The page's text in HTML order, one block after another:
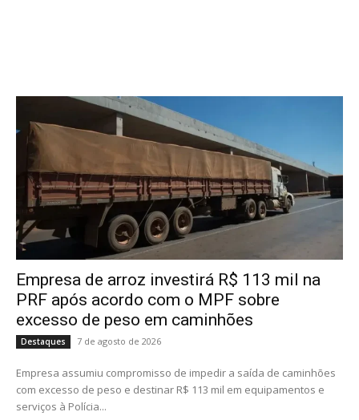
Empresa de arroz investirá R$ 113 mil na
PRF após acordo com o MPF sobre
excesso de peso em caminhões
Destaques 7 de agosto de 2026
Empresa assumiu compromisso de impedir a saída de caminhões
com excesso de peso e destinar R$ 113 mil em equipamentos e
serviços à Polícia...